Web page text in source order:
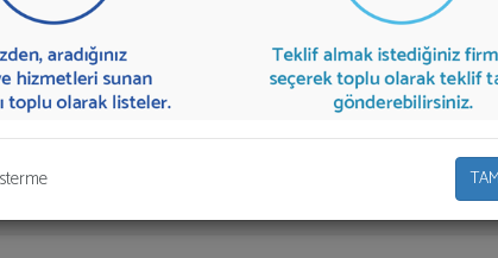
sunan firmalar aşağıda listelenmektedir.Sosyal Medya
kısmından toplu olarak teklif talebinizi firmalara aktarabilirsiniz.